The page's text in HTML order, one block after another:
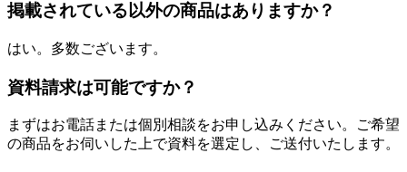
掲載されている以外の商品はありますか？
はい。多数ございます。
資料請求は可能ですか？
まずはお電話または個別相談をお申し込みください。ご希望
の商品をお伺いした上で資料を選定し、ご送付いたします。